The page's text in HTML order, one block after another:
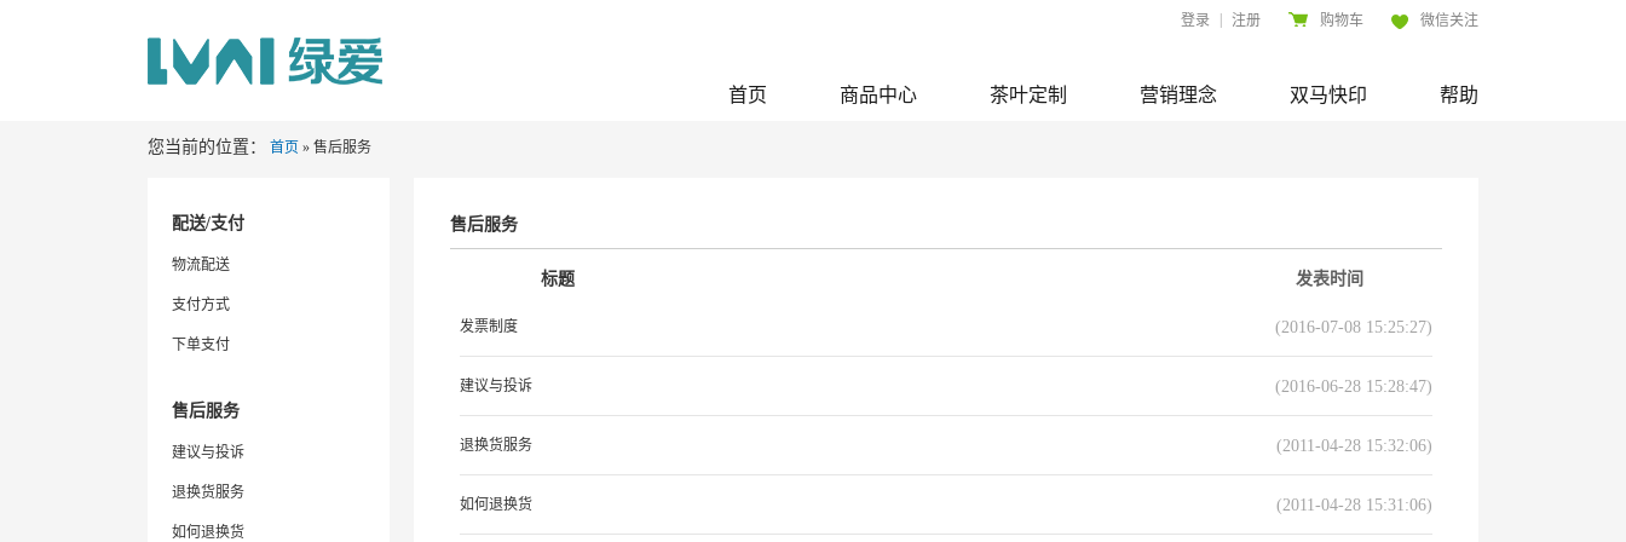
登录 注册 购物车 微信关注
首页 商品中心 茶叶定制 营销理念 双马快印 帮助
您当前的位置： 首页 » 售后服务
配送/支付
物流配送
支付方式
下单支付
售后服务
建议与投诉
退换货服务
如何退换货
售后服务
标题 发表时间
发票制度 (2016-07-08 15:25:27)
建议与投诉 (2016-06-28 15:28:47)
退换货服务 (2011-04-28 15:32:06)
如何退换货 (2011-04-28 15:31:06)